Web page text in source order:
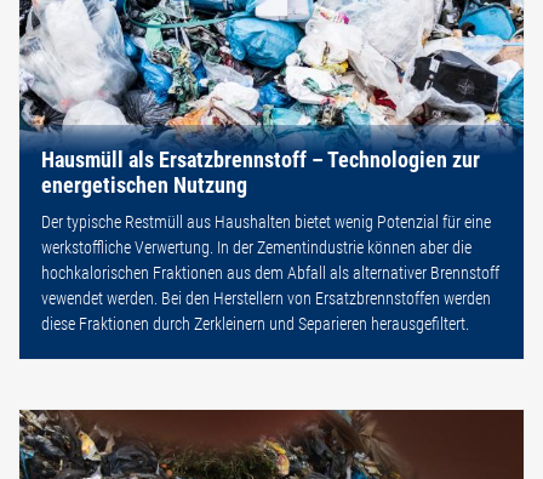
Hausmüll als Ersatzbrennstoff – Technologien zur
energetischen Nutzung
Der typische Restmüll aus Haushalten bietet wenig Potenzial für eine
werkstoffliche Verwertung. In der Zementindustrie können aber die
hochkalorischen Fraktionen aus dem Abfall als alternativer Brennstoff
vewendet werden. Bei den Herstellern von Ersatzbrennstoffen werden
diese Fraktionen durch Zerkleinern und Separieren herausgefiltert.